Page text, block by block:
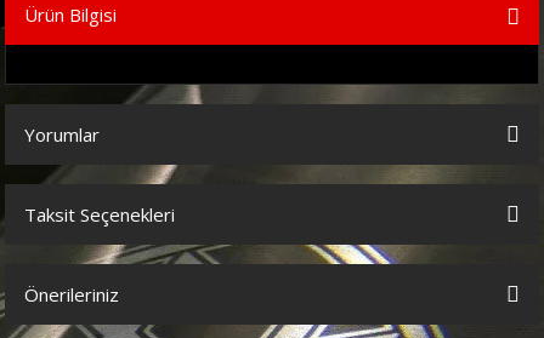
Ürün Bilgisi
Yorumlar
Bu ürüne ilk yorumu siz yapın!
Taksit Seçenekleri
Önerileriniz